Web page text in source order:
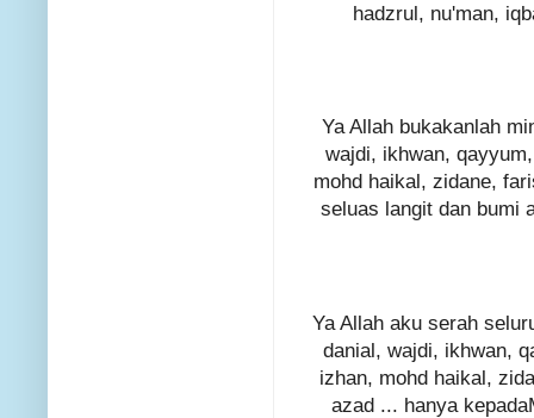
hadzrul, nu'man,
Ya Allah bukakanlah
wajdi, ikhwan,
mohd haikal, zidane,
seluas langit dan bumi
Ya Allah aku serah
danial, wajdi, ikhwan,
izhan, mohd haikal,
azad ... hanya